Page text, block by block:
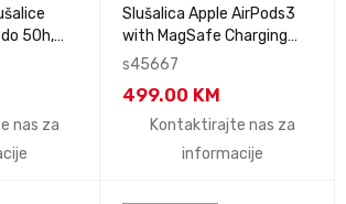
50h,
nas za
Slušalica Apple AirPods3
with MagSafe Charging
Case - White
s45667
499.00 KM
Kontaktirajte nas za
informacije